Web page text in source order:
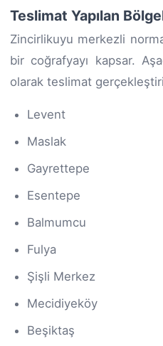
Teslimat Yapılan
Zincirlikuyu merkezli
bir coğrafyayı kapsar.
olarak teslimat
Levent
Maslak
Gayrettepe
Esentepe
Balmumcu
Fulya
Şişli Merkez
Mecidiyeköy
Beşiktaş